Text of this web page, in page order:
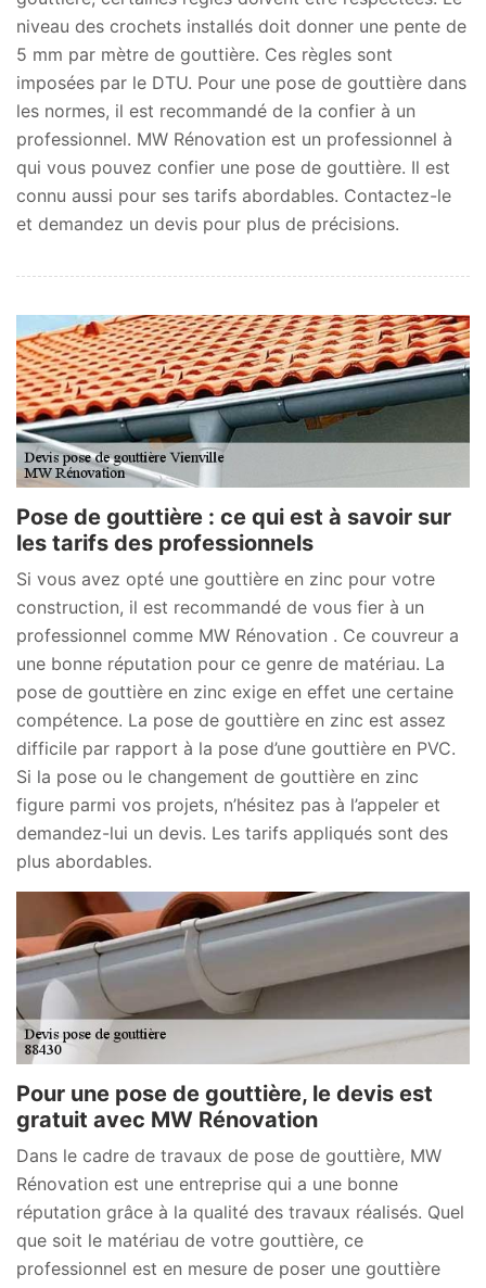
niveau des crochets installés doit donner une pente de
5 mm par mètre de gouttière. Ces règles sont
imposées par le DTU. Pour une pose de gouttière dans
les normes, il est recommandé de la confier à un
professionnel. MW Rénovation est un professionnel à
qui vous pouvez confier une pose de gouttière. Il est
connu aussi pour ses tarifs abordables. Contactez-le
et demandez un devis pour plus de précisions.
Pose de gouttière : ce qui est à savoir sur
les tarifs des professionnels
Si vous avez opté une gouttière en zinc pour votre
construction, il est recommandé de vous fier à un
professionnel comme MW Rénovation . Ce couvreur a
une bonne réputation pour ce genre de matériau. La
pose de gouttière en zinc exige en effet une certaine
compétence. La pose de gouttière en zinc est assez
difficile par rapport à la pose d’une gouttière en PVC.
Si la pose ou le changement de gouttière en zinc
figure parmi vos projets, n’hésitez pas à l’appeler et
demandez-lui un devis. Les tarifs appliqués sont des
plus abordables.
Pour une pose de gouttière, le devis est
gratuit avec MW Rénovation
Dans le cadre de travaux de pose de gouttière, MW
Rénovation est une entreprise qui a une bonne
réputation grâce à la qualité des travaux réalisés. Quel
que soit le matériau de votre gouttière, ce
professionnel est en mesure de poser une gouttière